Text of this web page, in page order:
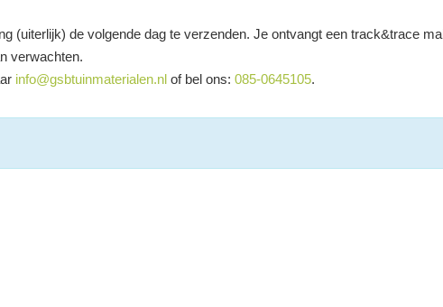
(uiterlijk) de volgende dag te verzenden. Je ontvangt een track&trace
verwachten.
info@gsbtuinmaterialen.nl of bel ons: 085-0645105.